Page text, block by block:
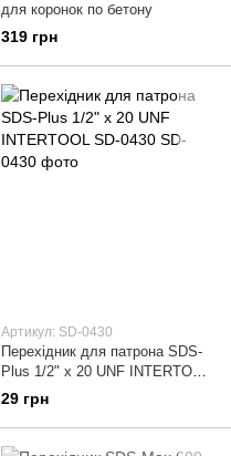
для коронок по бетону
319 грн
Артикул: SD-0430
Перехідник для патрона SDS-
Plus 1/2" x 20 UNF INTERTOOL
SD-0430
29 грн